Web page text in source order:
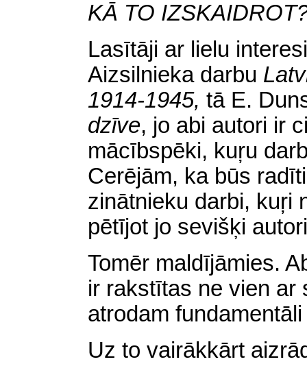
KĀ TO
Lasītāji ar lielu
Aizsilnieka darbu
1914-1945, tā E.
dzīve, jo abi autori ir
mācībspēki, kuŗu
Cerējām, ka būs
zinātnieku darbi, kuŗi
pētījot jo sevišķi
Tomēr maldījāmies.
ir rakstītas ne vien ar
atrodam
Uz to vairākkārt